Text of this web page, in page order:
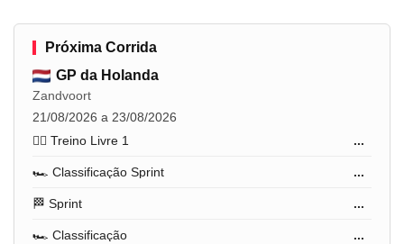
Próxima Corrida
GP da Holanda
Zandvoort
21/08/2026 a 23/08/2026
🏋️‍♂️ Treino Livre 1
...
🏎️ Classificação Sprint ...
🏁 Sprint ...
🏎️ Classificação ...